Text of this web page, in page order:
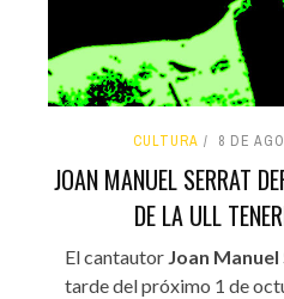
CULTURA 8 DE
JOAN MANUEL SERRAT
DE LA ULL
El cantautor Joan
tarde del próximo 1 de